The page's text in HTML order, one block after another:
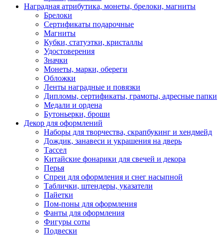
Наградная атрибутика, монеты, брелоки, магниты
Брелоки
Сертификаты подарочные
Магниты
Кубки, статуэтки, кристаллы
Удостоверения
Значки
Монеты, марки, обереги
Обложки
Ленты наградные и повязки
Дипломы, сертификаты, грамоты, адресные папки
Медали и ордена
Бутоньерки, броши
Декор для оформлений
Наборы для творчества, скрапбукинг и хендмейд
Дождик, занавеси и украшения на дверь
Тассел
Китайские фонарики для свечей и декора
Перья
Спреи для оформления и снег насыпной
Таблички, штендеры, указатели
Пайетки
Пом-поны для оформления
Фанты для оформления
Фигуры соты
Подвески